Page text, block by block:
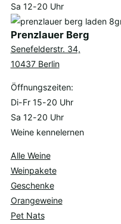
Sa 12-20 Uhr
Prenzlauer Berg
Senefelderstr. 34,
10437 Berlin
Öffnungszeiten:
Di-Fr 15-20 Uhr
Sa 12-20 Uhr
Weine kennelernen
Alle Weine
Weinpakete
Geschenke
Orangeweine
Pet Nats